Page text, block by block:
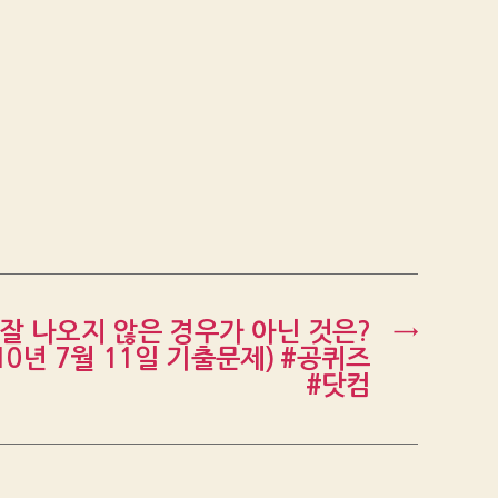
→
나오지 않은 경우가 아닌 것은?
년 7월 11일 기출문제) #공퀴즈
#닷컴